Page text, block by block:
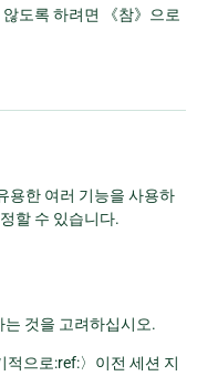
도록 하려면 《참》으로
용한 여러 기능을 사용하
할 수 있습니다.
는 것을 고려하십시오.
으로:ref:〉이전 세션 지